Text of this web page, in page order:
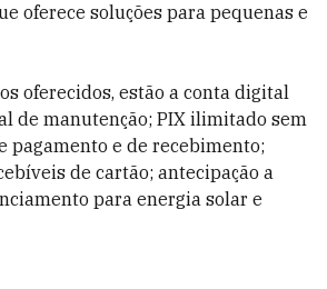
oferece soluções para pequenas e
oferecidos, estão a conta digital
de manutenção; PIX ilimitado sem
pagamento e de recebimento;
de cartão; antecipação a
para energia solar e